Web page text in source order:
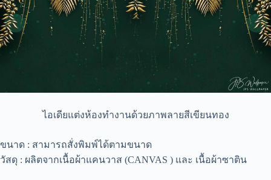
ไอเดียแต่งห้องทำงานด้วยภาพลายสีเขียนทอง
ขนาด : สามารถสั่งพิมพ์ได้ตามขนาด
วัสดุ : ผลิตจากเนื้อผ้าแคนวาส (CANVAS ) และ เนื้อผ้าซาติน